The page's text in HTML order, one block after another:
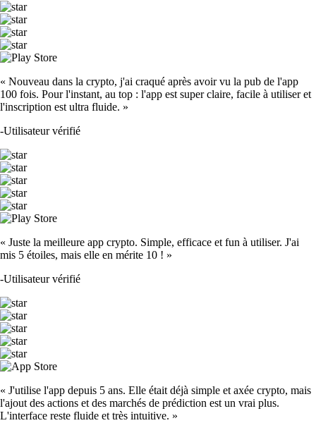
« Nouveau dans la crypto, j'ai craqué après avoir vu la pub de l'app
100 fois. Pour l'instant, au top : l'app est super claire, facile à utiliser et
l'inscription est ultra fluide. »
-Utilisateur vérifié
« Juste la meilleure app crypto. Simple, efficace et fun à utiliser. J'ai
mis 5 étoiles, mais elle en mérite 10 ! »
-Utilisateur vérifié
« J'utilise l'app depuis 5 ans. Elle était déjà simple et axée crypto, mais
l'ajout des actions et des marchés de prédiction est un vrai plus.
L'interface reste fluide et très intuitive. »